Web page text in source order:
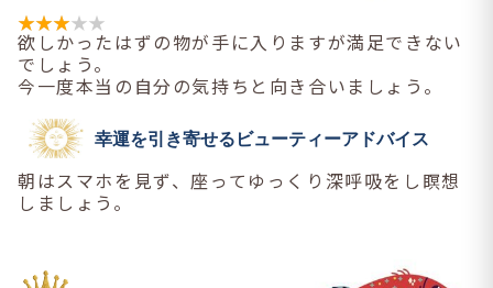
欲しかったはずの物が手に入りますが満足できない
でしょう。
今一度本当の自分の気持ちと向き合いましょう。
幸運を引き寄せるビューティーアドバイス
朝はスマホを見ず、座ってゆっくり深呼吸をし瞑想
しましょう。